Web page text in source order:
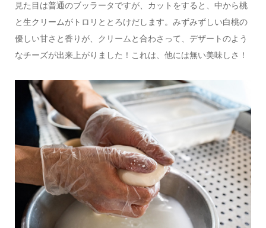
見た目は普通のブッラータですが、カットをすると、中から桃
と生クリームがトロリととろけだします。みずみずしい白桃の
優しい甘さと香りが、クリームと合わさって、デザートのよう
なチーズが出来上がりました！これは、他には無い美味しさ！